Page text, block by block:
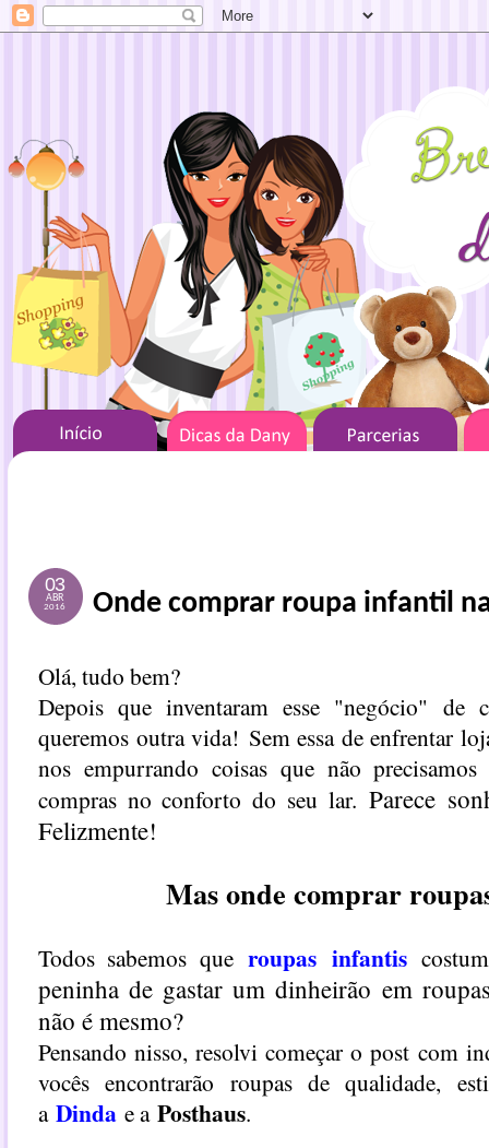
03
ABR
2016 Onde comprar roupa infantil
Olá, tudo bem?
Depois que inventaram esse "negócio" de
queremos outra vida! Sem essa de enfrentar
nos empurrando coisas que não
compras no conforto do seu lar.Parece
Felizmente!
Mas onde comprar
Todos sabemos queroupas infantis
peninha de gastar um dinheirão em
não é mesmo?
Pensando nisso, resolvi começar o post com
vocês encontrarão roupas de qualidade,
a Dinda e a Posthaus.